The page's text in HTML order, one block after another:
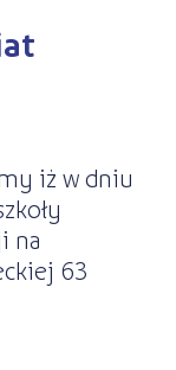
iż w dniu
na
63